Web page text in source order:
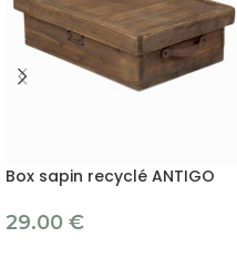
Box sapin recyclé ANTIGO
29.00 €